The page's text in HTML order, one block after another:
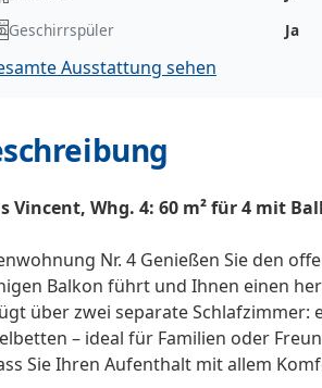
Geschirrspüler
Ja
Ausstattung sehen
Vincent, Whg. 4: 60 m² für 4 mit
Nr. 4 Genießen Sie den
Balkon führt und Ihnen einen
über zwei separate
– ideal für Familien oder
Sie Ihren Aufenthalt mit allem